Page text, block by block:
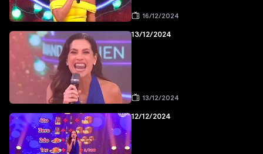
16/12/2024
13/12/2024
13/12/2024
12/12/2024